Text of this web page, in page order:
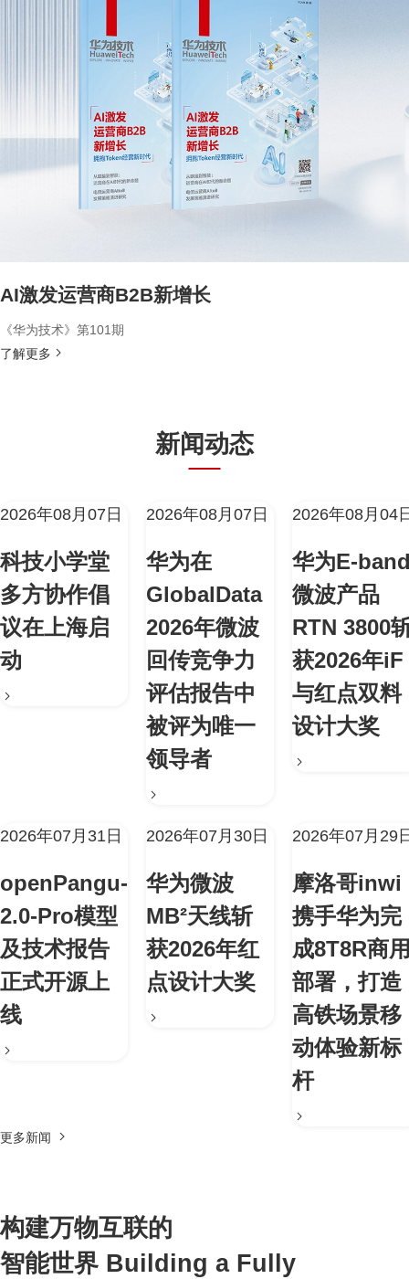
AI激发运营商B2B新增长
《华为技术》第101期
了解更多
新闻动态
2026年08月07日
科技小学堂
多方协作倡
议在上海启
动
2026年08月07日
华为在
GlobalData
2026年微波
回传竞争力
评估报告中
被评为唯一
领导者
2026年08月04
华为E-
微波产品
RTN 3800
获2026年iF
与红点双料
设计大奖
2026年07月31日
openPangu-
2.0-Pro模型
及技术报告
正式开源上
线
2026年07月30日
华为微波
MB²天线斩
获2026年红
点设计大奖
2026年07月29
摩洛哥inwi
携手华为完
成8T8R商
部署，打造
高铁场景移
动体验新标
杆
更多新闻
构建万物互联的
智能世界 Building a Fully